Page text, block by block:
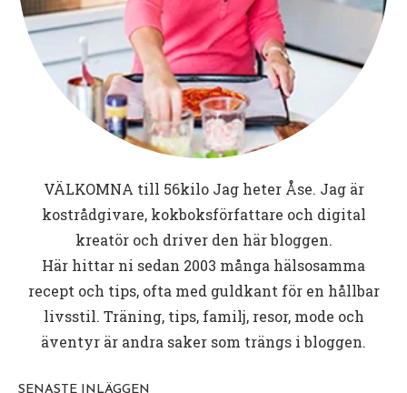
VÄLKOMNA till 56kiloJag heter Åse. Jag är
kostrådgivare, kokboksförfattare och digital
kreatör och driver den här bloggen.
Här hittar ni sedan 2003 många hälsosamma
recept och tips, ofta med guldkant för en hållbar
livsstil. Träning, tips, familj, resor, mode och
äventyr är andra saker som trängs i bloggen.
SENASTE INLÄGGEN